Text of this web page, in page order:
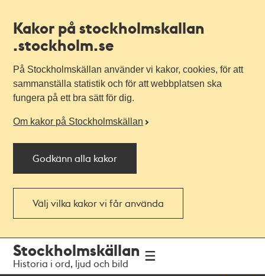
Kakor på stockholmskallan
.stockholm.se
På Stockholmskällan använder vi kakor, cookies, för att
sammanställa statistik och för att webbplatsen ska
fungera på ett bra sätt för dig.
Om kakor på Stockholmskällan
Godkänn alla kakor
Välj vilka kakor vi får använda
navigationen
huvudinnehållet
Stockholmskällan
Historia i ord, ljud och bild